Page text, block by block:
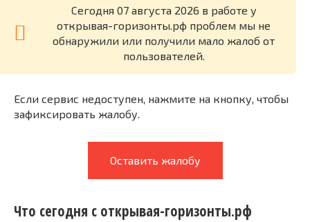
Cегодня 07 августа 2026 в работе у
открывая-горизонты.рф проблем мы не
обнаружили или получили мало жалоб от
пользователей.
Если сервис недоступен, нажмите на кнопку, чтобы
зафиксировать жалобу.
Оставить жалобу
Что сегодня с открывая-горизонты.рф